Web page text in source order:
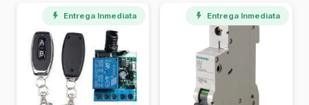
Entrega Inmediata